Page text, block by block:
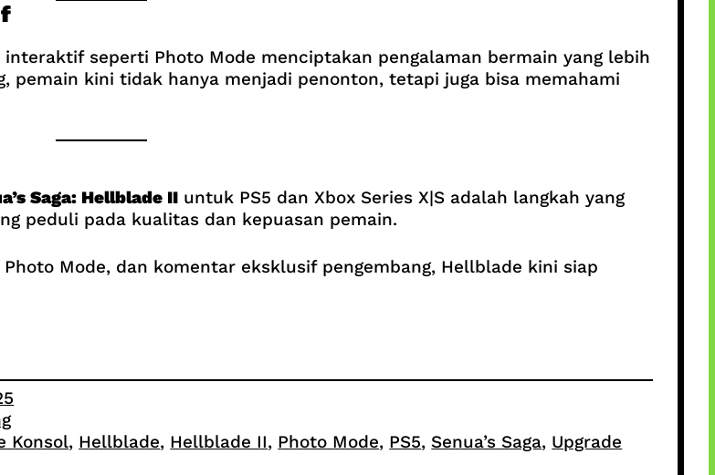
seperti Photo Mode menciptakan pengalaman bermain yang lebih
pemain kini tidak hanya menjadi penonton, tetapi juga bisa memahami
Saga: Hellblade IIuntuk PS5 dan Xbox Series X|S adalah langkah yang
peduli pada kualitas dan kepuasan pemain.
Mode, dan komentar eksklusif pengembang, Hellblade kini siap
Konsol, Hellblade, Hellblade II, Photo Mode, PS5, Senua’s Saga, Upgrade